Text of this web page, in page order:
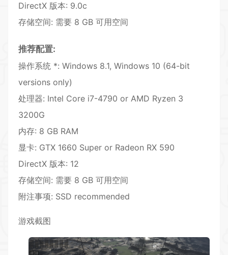
DirectX 版本: 9.0c
存储空间: 需要 8 GB 可用空间
推荐配置:
操作系统 *: Windows 8.1, Windows 10 (64-bit
versions only)
处理器: Intel Core i7-4790 or AMD Ryzen 3
3200G
内存: 8 GB RAM
显卡: GTX 1660 Super or Radeon RX 590
DirectX 版本: 12
存储空间: 需要 8 GB 可用空间
附注事项: SSD recommended
游戏截图